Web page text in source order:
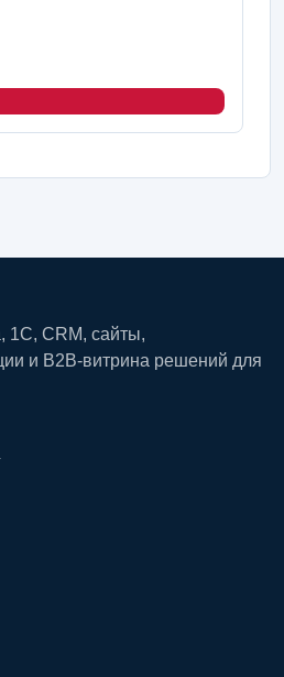
1С, CRM, сайты,
и B2B-витрина решений для